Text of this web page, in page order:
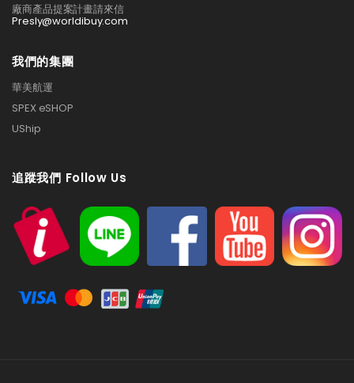
廠商產品提案計畫請來信
Presly@worldibuy.com
我們的集團
華美航運
SPEX eSHOP
UShip
追蹤我們 Follow Us